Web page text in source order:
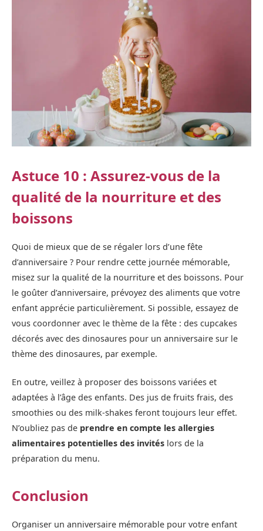
Astuce 10 : Assurez-vous de la
qualité de la nourriture et des
boissons
Quoi de mieux que de se régaler lors d’une fête
d’anniversaire ? Pour rendre cette journée mémorable,
misez sur la qualité de la nourriture et des boissons. Pour
le goûter d’anniversaire, prévoyez des aliments que votre
enfant apprécie particulièrement. Si possible, essayez de
vous coordonner avec le thème de la fête : des cupcakes
décorés avec des dinosaures pour un anniversaire sur le
thème des dinosaures, par exemple.
En outre, veillez à proposer des boissons variées et
adaptées à l’âge des enfants. Des jus de fruits frais, des
smoothies ou des milk-shakes feront toujours leur effet.
N’oubliez pas de prendre en compte les allergies
alimentaires potentielles des invités lors de la
préparation du menu.
Conclusion
Organiser un anniversaire mémorable pour votre enfant